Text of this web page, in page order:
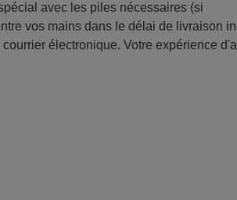
avec les piles nécessaires (si
vos mains dans le délai de livraison
électronique. Votre expérience